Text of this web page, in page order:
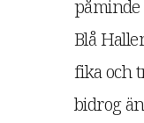
Blå
fika och
bidrog